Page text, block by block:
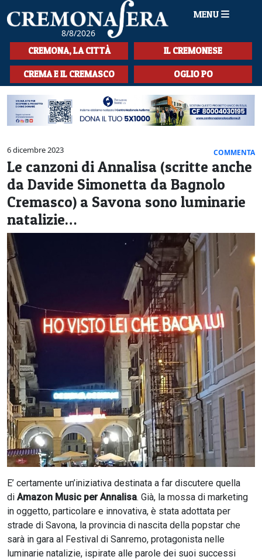
8/8/2026
MENU
HOME
CRONACA
SPORT
LA MUSICA
CULTURA
LA STORIA
SPETTACOLI
L'EDITORIALE
CREMONA, LA CITTÀ IL CREMONESE
CREMA E IL CREMASCO OGLIO PO
6 dicembre 2023 COMMENTA
Le canzoni di Annalisa (scritte anche
da Davide Simonetta da Bagnolo
Cremasco) a Savona sono luminarie
natalizie…
E’ certamente un’iniziativa destinata a far discutere quella
di Amazon Music per Annalisa. Già, la mossa di marketing
in oggetto, particolare e innovativa, è stata adottata per
strade di Savona, la provincia di nascita della popstar che
sarà in gara al Festival di Sanremo, protagonista nelle
luminarie natalizie, ispirate alle parole dei suoi successi